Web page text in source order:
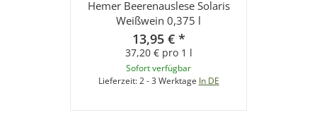
Hemer Beerenauslese Solaris
Weißwein 0,375 l
13,95 € *
37,20 € pro 1 l
Sofort verfügbar
Lieferzeit:2 - 3 Werktage In DE